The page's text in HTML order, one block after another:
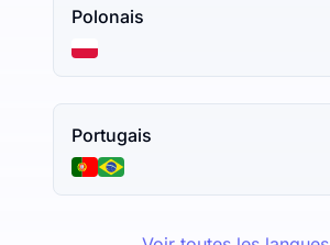
Polonais
Portugais